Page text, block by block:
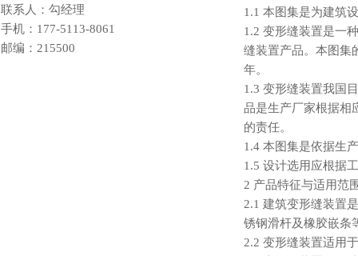
联系人：勾经理
手机：177-5113-8061
邮编：215500
1.1 本图集是为建筑
1.2 变形缝装置是一
缝装置产品。本图集
年。
1.3 变形缝装置我国
品是生产厂家根据相
的责任。
1.4 本图集是依据生
1.5 设计选用应根据
2 产品特征与适用范
2.1 建筑变形缝装置
锈钢滑杆及橡胶嵌条
2.2 变形缝装置适用